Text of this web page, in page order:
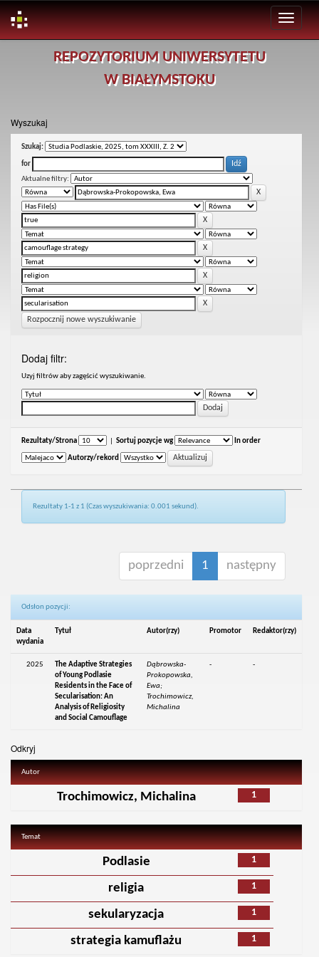
REPOZYTORIUM UNIWERSYTETU
W BIAŁYMSTOKU
Wyszukaj
Szukaj:
for
Aktualne filtry:
Rozpocznij nowe wyszukiwanie
Dodaj filtr:
Uzyj filtrów aby zagęścić wyszukiwanie.
Rezultaty/Strona Sortuj pozycje wg In order
Autorzy/rekord
Rezultaty 1-1 z 1 (Czas wyszukiwania: 0.001 sekund).
poprzedni 1 następny
Odsłon pozycji:
Data
wydania
Tytuł Autor(rzy) Promotor Redaktor(rzy)
2025
The Adaptive Strategies
of Young Podlasie
Residents in the Face of
Secularisation: An
Analysis of Religiosity
and Social Camouflage
Dąbrowska-
Prokopowska,
Ewa;
Trochimowicz,
Michalina
- -
Odkryj
Autor
1
Trochimowicz, Michalina
Temat
1
Podlasie
1
religia
1
sekularyzacja
1
strategia kamuflażu